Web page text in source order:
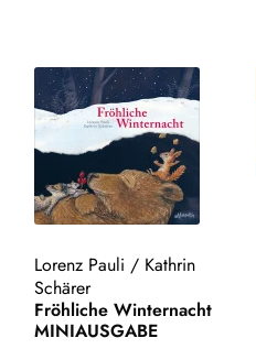
Lorenz Pauli / Kathrin
Schärer
Fröhliche Winternacht
MINIAUSGABE